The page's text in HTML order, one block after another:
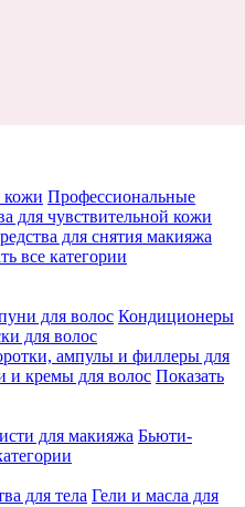
кожи Профессиональные
для чувствительной кожи
для снятия макияжа
все категории
для волос Кондиционеры
для волос
ампулы и филлеры для
и кремы для волос Показать
для макияжа Бьюти-
для тела Гели и масла для